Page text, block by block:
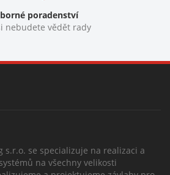
poradenství
nebudete vědět rady
s.r.o. se specializuje na realizaci a
na všechny velikosti